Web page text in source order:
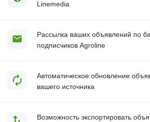
Linemedia
Рассылка ваших объявлений по
подписчиков Agroline
Автоматическое обновление
вашего источника
Возможность экспортировать